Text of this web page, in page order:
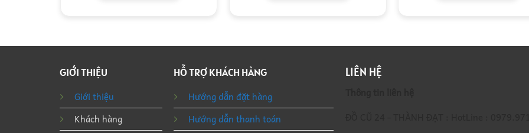
GIỚI THIỆU
Giới thiệu
Khách hàng
HỖ TRỢ KHÁCH HÀNG
Hướng dẫn đặt hàng
Hướng dẫn thanh toán
LIÊN HỆ